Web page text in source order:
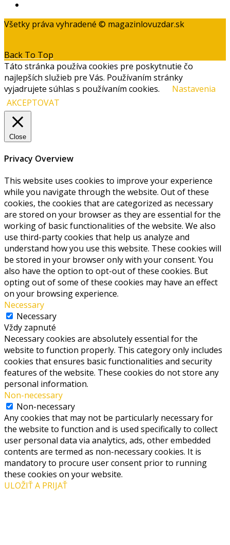
Všetky práva vyhradené © magazinlovuzdar.sk
Back To Top
Táto stránka používa cookies pre poskytnutie čo
najlepších služieb pre Vás. Používaním stránky
vyjadrujete súhlas s používaním cookies.
Nastavenia
AKCEPTOVAT
Close
Privacy Overview
This website uses cookies to improve your experience
while you navigate through the website. Out of these
cookies, the cookies that are categorized as necessary
are stored on your browser as they are essential for the
working of basic functionalities of the website. We also
use third-party cookies that help us analyze and
understand how you use this website. These cookies will
be stored in your browser only with your consent. You
also have the option to opt-out of these cookies. But
opting out of some of these cookies may have an effect
on your browsing experience.
Necessary
Necessary
Vždy zapnuté
Necessary cookies are absolutely essential for the
website to function properly. This category only includes
cookies that ensures basic functionalities and security
features of the website. These cookies do not store any
personal information.
Non-necessary
Non-necessary
Any cookies that may not be particularly necessary for
the website to function and is used specifically to collect
user personal data via analytics, ads, other embedded
contents are termed as non-necessary cookies. It is
mandatory to procure user consent prior to running
these cookies on your website.
ULOŽIŤ A PRIJAŤ